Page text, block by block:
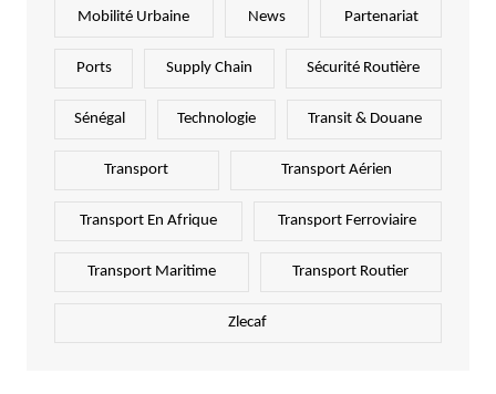
Mobilité Urbaine News Partenariat
Ports Supply Chain Sécurité Routière
Sénégal Technologie Transit & Douane
Transport Transport Aérien
Transport En Afrique Transport Ferroviaire
Transport Maritime Transport Routier
Zlecaf